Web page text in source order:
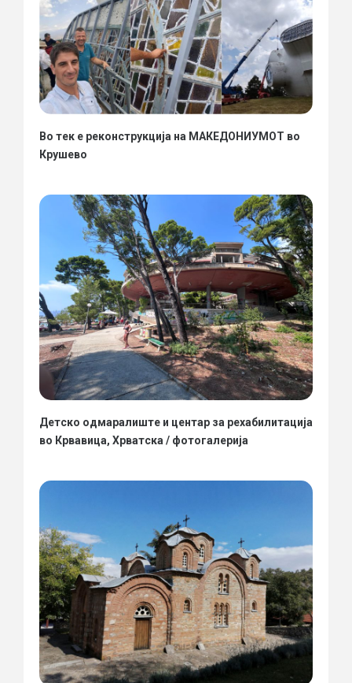
Во тек е реконструкција на МАКЕДОНИУМОТ во
Крушево
Детско одмаралиште и центар за рехабилитација
во Крвавица, Хрватска / фотогалерија